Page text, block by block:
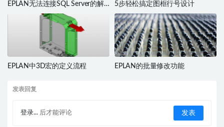
EPLAN无法连接SQL Server的解
决办法
5步轻松搞定图框行号设计
EPLAN中3D宏的定义流程 EPLAN的批量修改功能
发表回复
登录... 后才能评论